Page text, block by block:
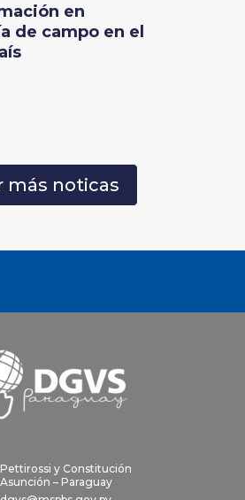
en
de campo en el
más noticas
Pettirossi y Constitución
Asunción – Paraguay